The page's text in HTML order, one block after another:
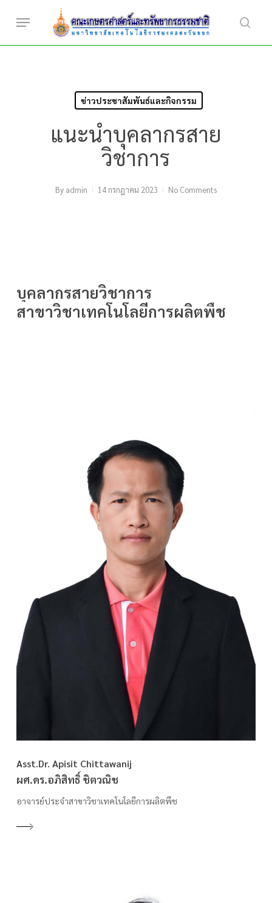
Menu
ข่าวประชาสัมพันธ์และกิจกรรม
แนะนำบุคลากรสาย
วิชาการ
By admin 14 กรกฎาคม 2023 No Comments
บุคลากรสายวิชาการ
สาขาวิชาเทคโนโลยีการผลิตพืช
Asst.Dr. Apisit Chittawanij
ผศ.ดร.อภิสิทธิ์ ชิตวณิช
อาจารย์ประจำสาขาวิชาเทคโนโลยีการผลิตพืช